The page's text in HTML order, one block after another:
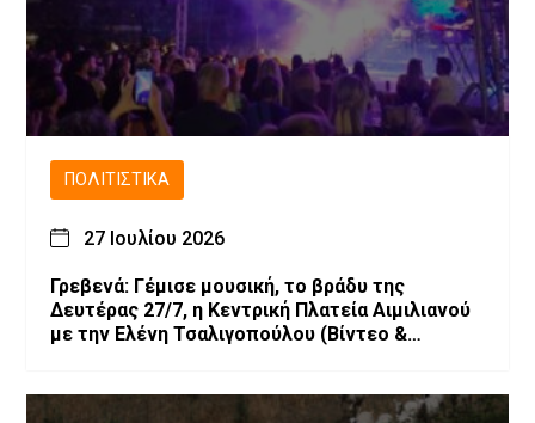
ΠΟΛΙΤΙΣΤΙΚΆ
27 Ιουλίου 2026
Γρεβενά: Γέμισε μουσική, το βράδυ της
Δευτέρας 27/7, η Κεντρική Πλατεία Αιμιλιανού
με την Ελένη Τσαλιγοπούλου (Bίντεο &